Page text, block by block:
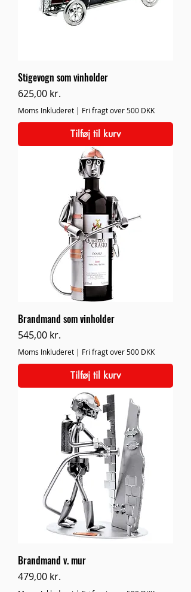
Stigevogn som vinholder
Pris
625,00 kr.
Moms Inkluderet | Fri fragt over 500 DKK
Tilføj til kurv
Brandmand som vinholder
Pris
545,00 kr.
Moms Inkluderet | Fri fragt over 500 DKK
Tilføj til kurv
Brandmand v. mur
Pris
479,00 kr.